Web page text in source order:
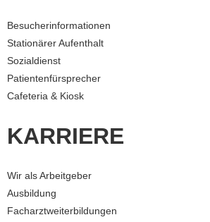
Besucherinformationen
Stationärer Aufenthalt
Sozialdienst
Patientenfürsprecher
Cafeteria & Kiosk
KARRIERE
Wir als Arbeitgeber
Ausbildung
Facharztweiterbildungen